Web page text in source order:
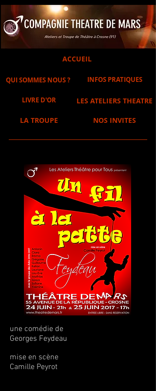
ACCUEIL
QUI SOMMES NOUS ? INFOS PRATIQUES
LIVRE D'OR LES ATELIERS THEATRE
LA TROUPE NOS INVITES
une comédie de
Georges Feydeau
mise en scène
Camille Peyrot